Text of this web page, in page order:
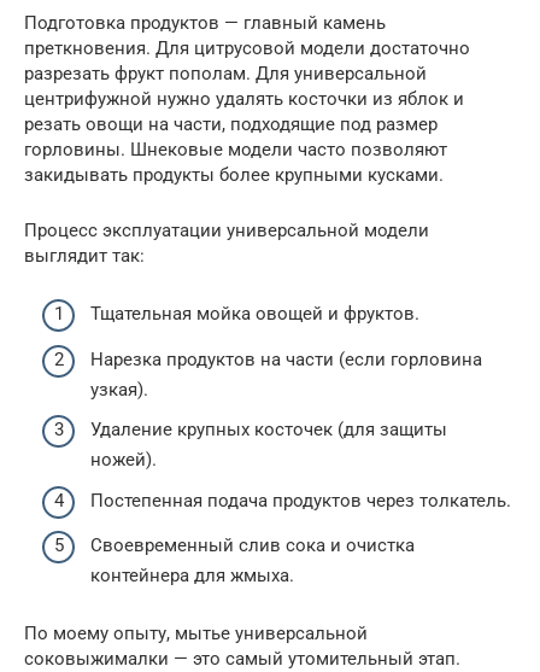
Подготовка продуктов — главный камень
преткновения. Для цитрусовой модели достаточно
разрезать фрукт пополам. Для универсальной
центрифужной нужно удалять косточки из яблок и
резать овощи на части, подходящие под размер
горловины. Шнековые модели часто позволяют
закидывать продукты более крупными кусками.
Процесс эксплуатации универсальной модели
выглядит так:
Тщательная мойка овощей и фруктов.
Нарезка продуктов на части (если горловина
узкая).
Удаление крупных косточек (для защиты
ножей).
Постепенная подача продуктов через толкатель.
Своевременный слив сока и очистка
контейнера для жмыха.
По моему опыту, мытье универсальной
соковыжималки — это самый утомительный этап.